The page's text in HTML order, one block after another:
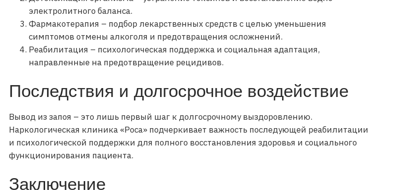
электролитного баланса.
Фармакотерапия – подбор лекарственных средств с целью уменьшения
симптомов отмены алкоголя и предотвращения осложнений.
Реабилитация – психологическая поддержка и социальная адаптация,
направленные на предотвращение рецидивов.
Последствия и долгосрочное воздействие
Вывод из запоя – это лишь первый шаг к долгосрочному выздоровлению.
Наркологическая клиника «Роса» подчеркивает важность последующей реабилитации
и психологической поддержки для полного восстановления здоровья и социального
функционирования пациента.
Заключение